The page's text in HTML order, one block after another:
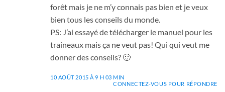
forêt mais je ne m’y connais pas bien et je veux
bien tous les conseils du monde.
PS: J’ai essayé de télécharger le manuel pour les
traineaux mais ça ne veut pas! Qui qui veut me
donner des conseils? 🙂
10 AOÛT 2015 À 9 H 03 MIN
CONNECTEZ-VOUS POUR RÉPONDRE